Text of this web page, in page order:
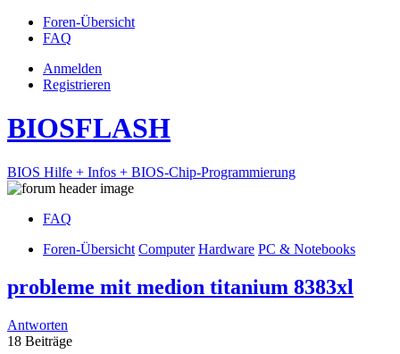
Foren-Übersicht
FAQ
Anmelden
Registrieren
BIOSFLASH
BIOS Hilfe + Infos + BIOS-Chip-Programmierung
FAQ
Foren-Übersicht Computer Hardware PC & Notebooks
probleme mit medion titanium 8383xl
Antworten
18 Beiträge